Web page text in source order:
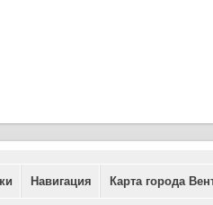
Навигация Карта города